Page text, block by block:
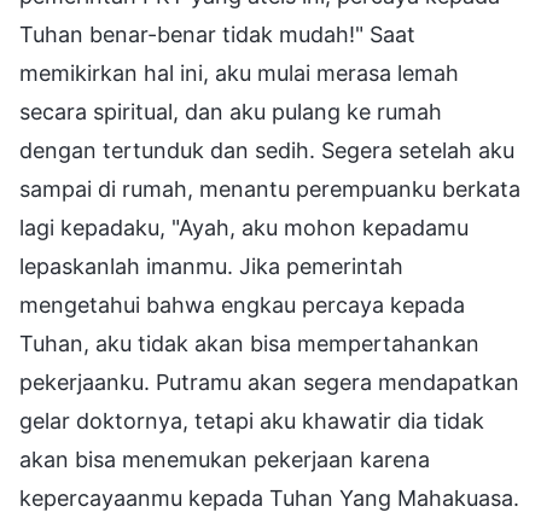
Tuhan benar-benar tidak mudah!" Saat
memikirkan hal ini, aku mulai merasa lemah
secara spiritual, dan aku pulang ke rumah
dengan tertunduk dan sedih. Segera setelah aku
sampai di rumah, menantu perempuanku berkata
lagi kepadaku, "Ayah, aku mohon kepadamu
lepaskanlah imanmu. Jika pemerintah
mengetahui bahwa engkau percaya kepada
Tuhan, aku tidak akan bisa mempertahankan
pekerjaanku. Putramu akan segera mendapatkan
gelar doktornya, tetapi aku khawatir dia tidak
akan bisa menemukan pekerjaan karena
kepercayaanmu kepada Tuhan Yang Mahakuasa.